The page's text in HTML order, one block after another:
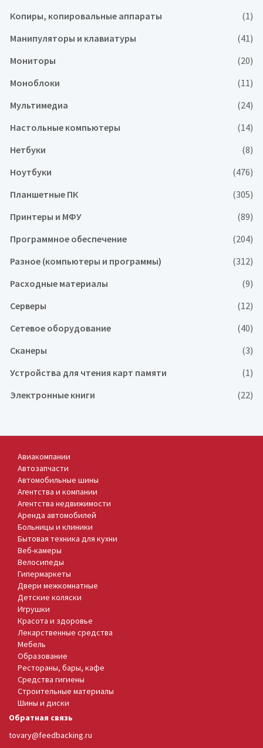
Копиры, копировальные аппараты
(1)
Манипуляторы и клавиатуры
(41)
Мониторы
(20)
Моноблоки
(11)
Мультимедиа
(24)
Настольные компьютеры
(14)
Нетбуки
(8)
Ноутбуки
(476)
Планшетные ПК
(305)
Принтеры и МФУ
(89)
Программное обеспечение
(204)
Разное (компьютеры и программы)
(312)
Расходные материалы
(9)
Серверы
(12)
Сетевое оборудование
(40)
Сканеры
(3)
Устройства для чтения карт памяти
(1)
Электронные книги
(22)
Авиакомпании
Автозапчасти
Автомобильные шины
Агентства и компании
Агентства недвижимости
Аренда автомобилей
Больницы и клиники
Бытовая техника для кухни
Веб-камеры
Велосипеды
Гипермаркеты
Двери межкомнатные
Детские коляски
Игрушки
Красота и здоровье
Лекарственные средства
Мебель
Образование
Рестораны, бары, кафе
Средства гигиены
Строительные материалы
Шины и диски
Обратная связь
tovary@feedbacking.ru